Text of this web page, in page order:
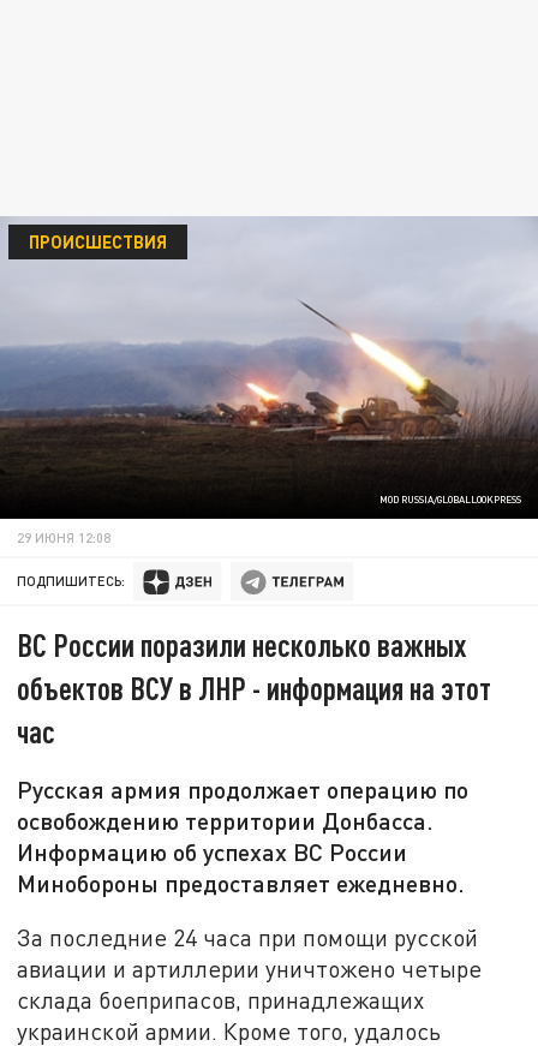
MOD RUSSIA/GLOBALLOOKPRESS
ПРОИСШЕСТВИЯ
29 ИЮНЯ 12:08
ПОДПИШИТЕСЬ:
ВС России поразили несколько важных
объектов ВСУ в ЛНР - информация на этот
час
Русская армия продолжает операцию по
освобождению территории Донбасса.
Информацию об успехах ВС России
Минобороны предоставляет ежедневно.
За последние 24 часа при помощи русской
авиации и артиллерии уничтожено четыре
склада боеприпасов, принадлежащих
украинской армии. Кроме того, удалось